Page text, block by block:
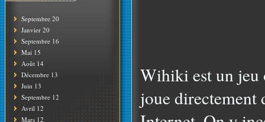
Septembre 20
Janvier 20
Septembre 16
Mai 15
Août 14
Décembre 13
Juin 13
Septembre 12
Avril 12
Mars 12
Wihiki est un jeu
joue directement